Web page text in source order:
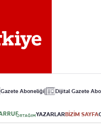
Gazete Aboneliği Dijital Gazete
YAZARLARBİZİM SAYFA
Altın
Döviz
Kripto Para
T-Otomobil